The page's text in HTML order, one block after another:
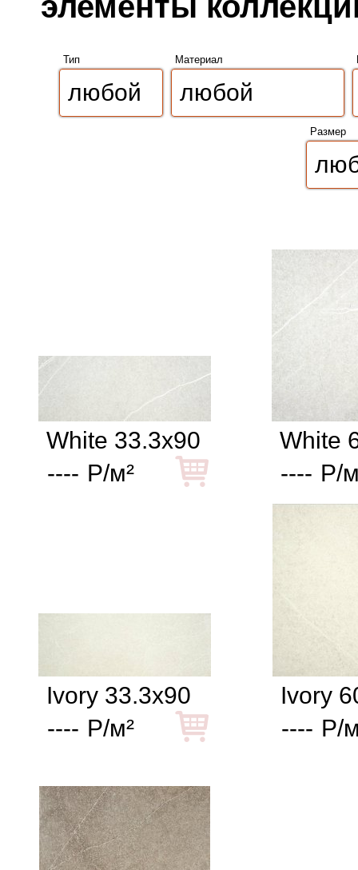
Тип Материал
Размер
White 33.3x90
---- Р/м²
White
---- Р/
Ivory 33.3x90
---- Р/м²
Ivory
---- Р/